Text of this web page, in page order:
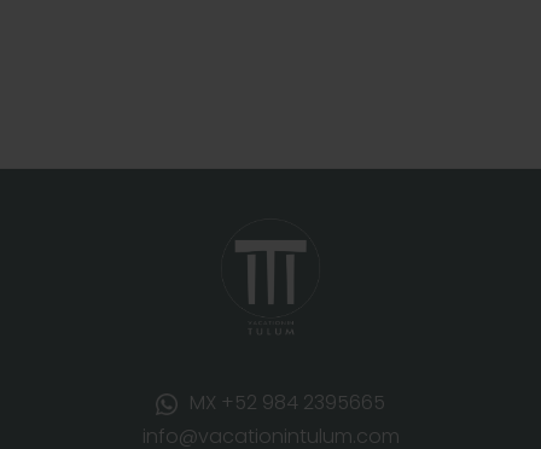
MX +52 984 2395665
info@vacationintulum.com